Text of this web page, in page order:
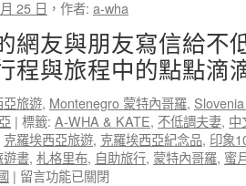
相
簿
～〉
中
25 日 ， 作者: a-wha
網友與朋友寫信給不
程與旅程中的點點
旅遊, Montenegro 蒙特內哥羅,
| 標籤: A-WHA & KATE, 不低調夫妻, 中
克羅埃西亞旅遊, 克羅埃西亞紀念品, 印象
遊書, 札格里布, 自助旅行, 蒙特內哥羅, 蜜
| 在
留言功能已關閉